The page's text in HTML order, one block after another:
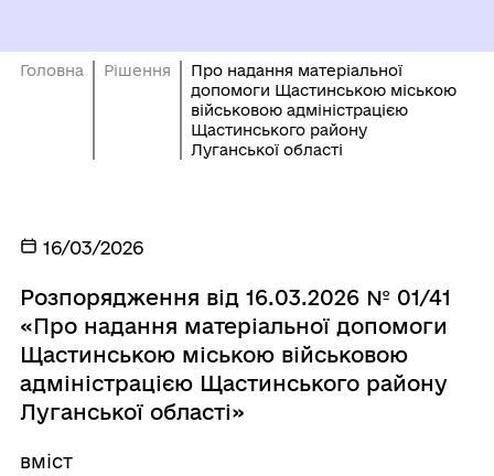
Головна Рішення
Про надання матеріальної
допомоги Щастинською міською
військовою адміністрацією
Щастинського району
Луганської області
16/03/2026
Розпорядження від 16.03.2026 № 01/41
«Про надання матеріальної допомоги
Щастинською міською військовою
адміністрацією Щастинського району
Луганської області»
вміст